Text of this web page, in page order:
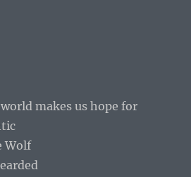
makes us hope for
Wolf